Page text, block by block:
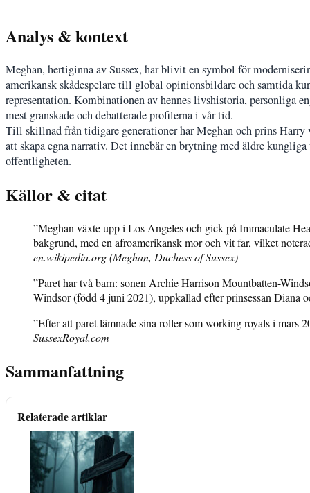
Analys & kontext
Meghan, hertiginna av Sussex, har blivit en symbol för
amerikansk skådespelare till global opinionsbildare och samtida
representation. Kombinationen av hennes livshistoria, personliga
mest granskade och debatterade profilerna i vår tid.
Till skillnad från tidigare generationer har Meghan och prins
att skapa egna narrativ. Det innebär en brytning med äldre
offentligheten.
Källor & citat
”Meghan växte upp i Los Angeles och gick på Immaculate
bakgrund, med en afroamerikansk mor och vit far, vilket
en.wikipedia.org (Meghan, Duchess of Sussex)
”Paret har två barn: sonen Archie Harrison Mountbatten-
Windsor (född 4 juni 2021), uppkallad efter prinsessan Diana
”Efter att paret lämnade sina roller som working royals i
SussexRoyal.com
Sammanfattning
Relaterade artiklar